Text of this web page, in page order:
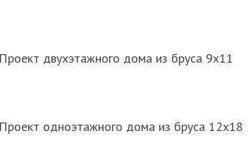
двухэтажного дома из бруса 9х11
одноэтажного дома из бруса 12х18